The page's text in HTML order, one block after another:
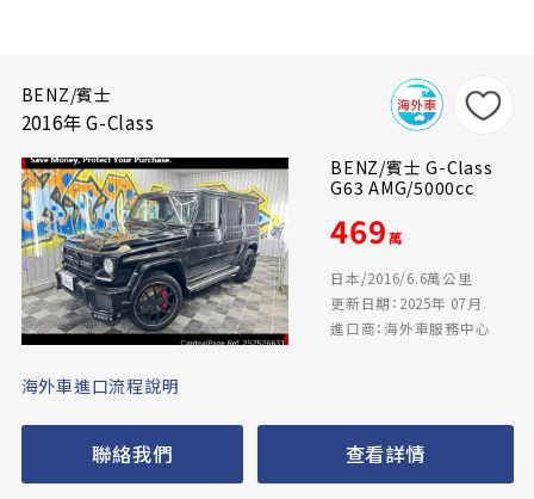
BENZ/賓士
2016年 G-Class
BENZ/賓士 G-Class
G63 AMG/5000cc
469萬
日本/2016/6.6萬公里
更新日期：2025年 07月
進口商：海外車服務中心
海外車進口流程說明
聯絡我們 查看詳情